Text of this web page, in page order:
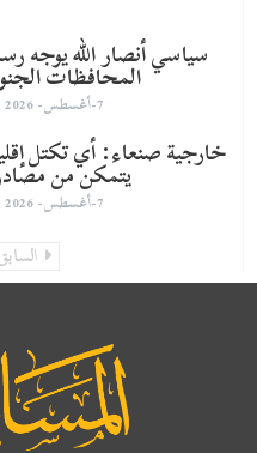
سياسي أنصار الله يوجه
المحافظات
7-أغسطس- 2026
خارجية صنعاء: أي تكتل
يتمكن من
7-أغسطس- 2026